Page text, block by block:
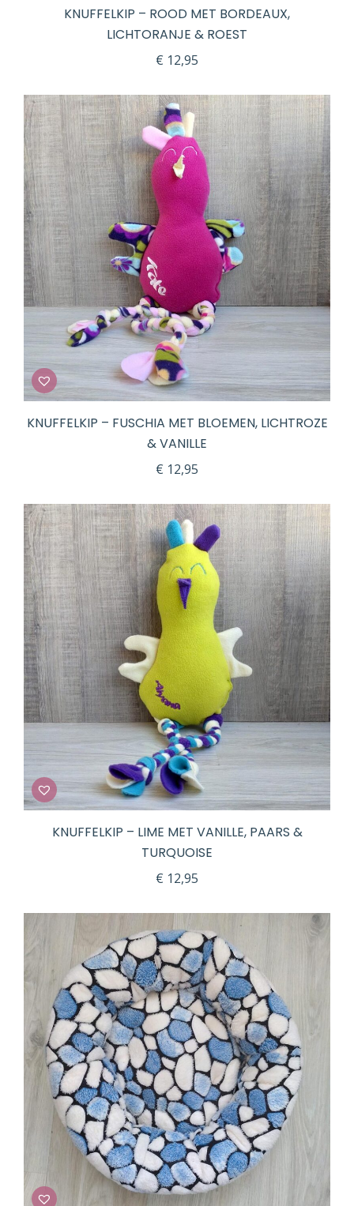
KNUFFELKIP – ROOD MET BORDEAUX,
LICHTORANJE & ROEST
€ 12,95
KNUFFELKIP – FUSCHIA MET BLOEMEN, LICHTROZE
& VANILLE
€ 12,95
KNUFFELKIP – LIME MET VANILLE, PAARS &
TURQUOISE
€ 12,95